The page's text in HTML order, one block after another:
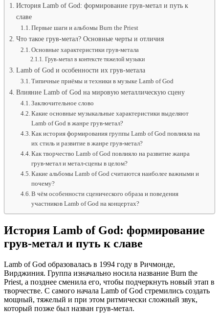
История Lamb of God: формирование грув-метал и путь к
славе
Первые шаги и альбомы Burn the Priest
Что такое грув-метал? Основные черты и отличия
Основные характеристики грув-метала
Грув-метал в контексте тяжелой музыки
Lamb of God и особенности их грув-метала
Типичные приёмы и техники в музыке Lamb of God
Влияние Lamb of God на мировую металлическую сцену
Заключительное слово
Какие основные музыкальные характеристики выделяют
Lamb of God в жанре грув-метал?
Как история формирования группы Lamb of God повлияла на
их стиль и развитие в жанре грув-метал?
Как творчество Lamb of God повлияло на развитие жанра
грув-метал и метал-сцены в целом?
Какие альбомы Lamb of God считаются наиболее важными и
почему?
В чём особенности сценического образа и поведения
участников Lamb of God на концертах?
История Lamb of God: формирование
грув-метал и путь к славе
Lamb of God образовалась в 1994 году в Ричмонде,
Вирджиния. Группа изначально носила название Burn the
Priest, а позднее сменила его, чтобы подчеркнуть новый этап в
творчестве. С самого начала Lamb of God стремились создать
мощный, тяжелый и при этом ритмически сложный звук,
который позже был назван грув-метал.